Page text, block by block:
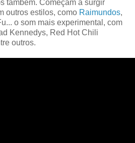
também. Começam a surgir
outros estilos, como Raimundos,
o som mais experimental, com
Kennedys, Red Hot Chili
outros.